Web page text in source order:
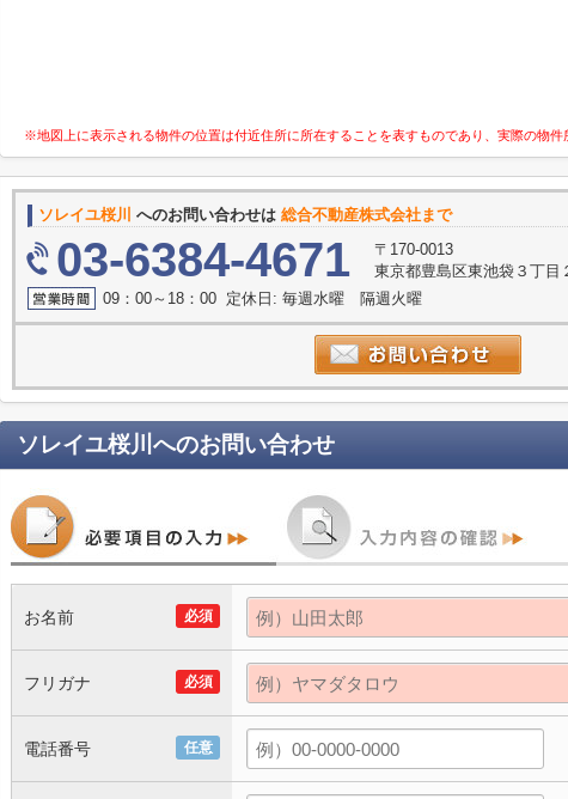
※地図上に表示される物件の位置は付近住所に所在することを表すものであり、実際の物件
ソレイユ桜川 へのお問い合わせは 総合不動産株式会社まで
03-6384-4671
〒170-0013
東京都豊島区東池袋３丁目
09：00～18：00 定休日: 毎週水曜 隔週火曜
ソレイユ桜川 へのお問い合わせ
必須
お名前
必須
フリガナ
任意
電話番号